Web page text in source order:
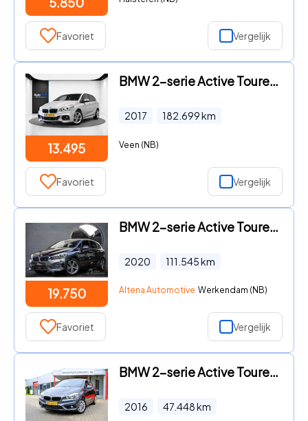
Favoriet Vergelijk
13.495
BMW 2-serie Active Tourer - 218i Centennial Executive (LED, CRUISE, NAVI, M-SPORT, GOED
2017 182.699km
Veen (NB)
Favoriet Vergelijk
19.750
BMW 2-serie Active Tourer - 225xe iPerformance eDrive Edition Sport-line, BTW, camera, s
2020 111.545km
Altena Automotive Werkendam (NB)
Favoriet Vergelijk
BMW 2-serie Active Tourer - 218i Essential Aut. *47.450km!* Navi|1e Eig!|Clima|PDC|LMV
2016 47.448km